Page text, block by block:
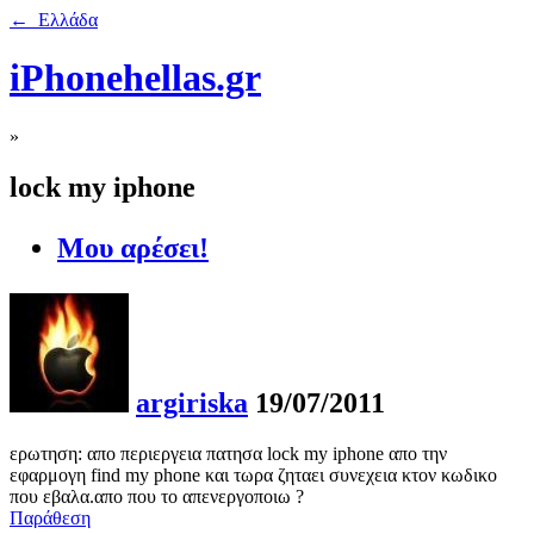
← Ελλάδα
iPhonehellas.gr
»
lock my iphone
Μου αρέσει!
argiriska 19/07/2011
ερωτηση: απο περιεργεια πατησα lock my iphone απο την
εφαρμογη find my phone και τωρα ζηταει συνεχεια κτον κωδικο
που εβαλα.απο που το απενεργοποιω ?
Παράθεση